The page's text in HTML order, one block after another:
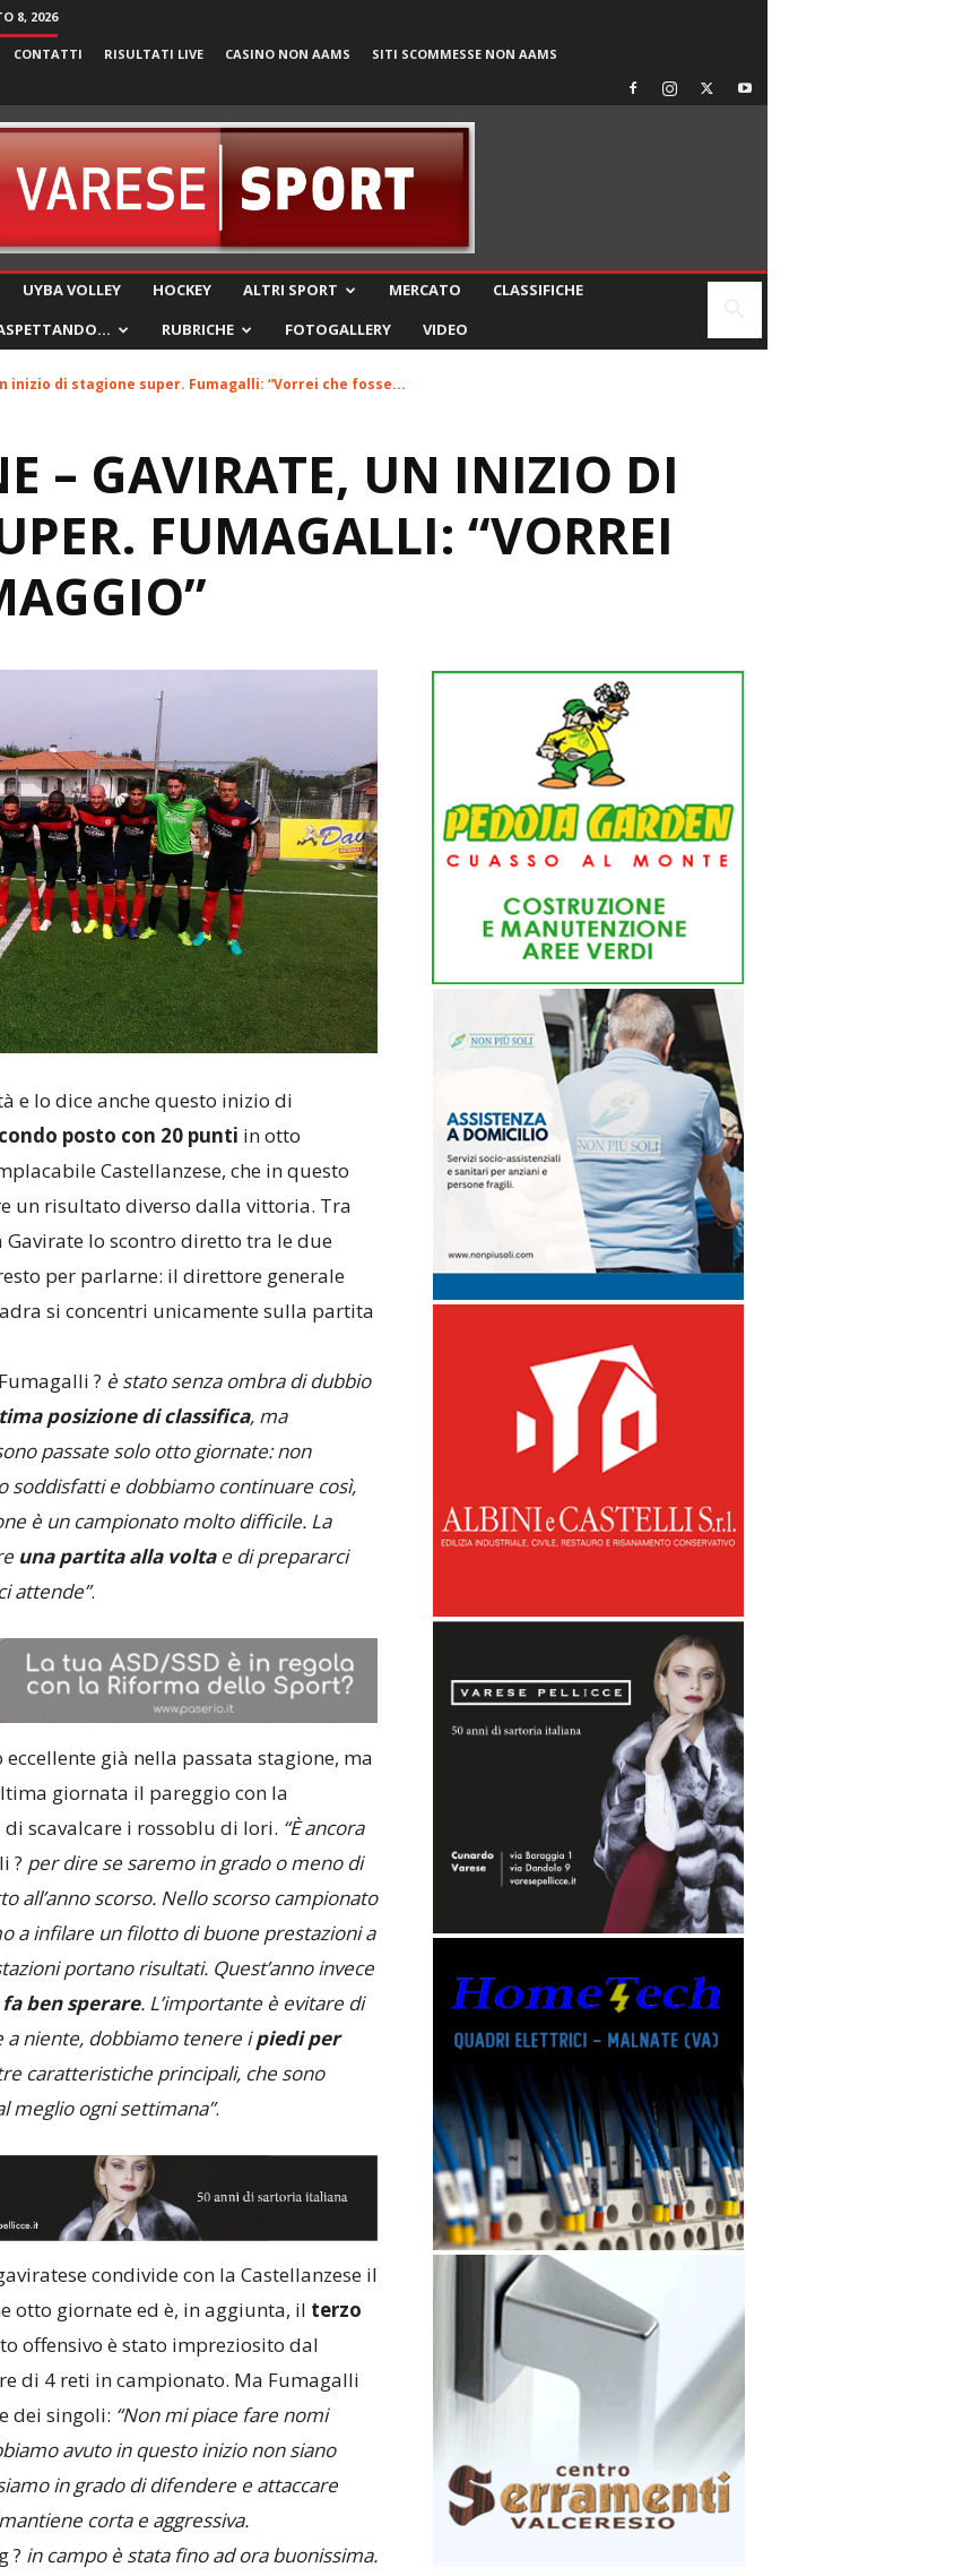
8, 2026
CONTATTI RISULTATI LIVE CASINO NON AAMS SITI SCOMMESSE NON AAMS
UYBA VOLLEY HOCKEY ALTRI SPORT MERCATO
CLASSIFICHE
RUBRICHE FOTOGALLERY VIDEO
inizio di stagione super. Fumagalli: “Vorrei che fosse...
– GAVIRATE, UN INIZIO DI
FUMAGALLI: “VORREI
e lo dice anche questo inizio di
posto con 20 punti in otto
Castellanzese, che in questo
un risultato diverso dalla vittoria. Tra
lo scontro diretto tra le due
per parlarne: il direttore generale
si concentri unicamente sulla partita
? è stato senza ombra di dubbio
posizione di classifica, ma
passate solo otto giornate: non
soddisfatti e dobbiamo continuare così,
è un campionato molto difficile. La
una partita alla voltae di prepararci
attende”.
già nella passata stagione, ma
giornata il pareggio con la
scavalcare i rossoblu di Iori. “È ancora
? per dire se saremo in grado o meno di
all’anno scorso. Nello scorso campionato
a infilare un filotto di buone prestazioni a
portano risultati. Quest’anno invece
ben sperare. L’importante è evitare di
a niente, dobbiamo tenere ipiedi per
caratteristiche principali, che sono
meglio ogni settimana”.
condivide con la Castellanzese il
otto giornate ed è, in aggiunta, il terzo
offensivo è stato impreziosito dal
di 4 reti in campionato. Ma Fumagalli
dei singoli: “Non mi piace fare nomi
avuto in questo inizio non siano
in grado di difendere e attaccare
corta e aggressiva.
? in campo è stata fino ad ora buonissima.